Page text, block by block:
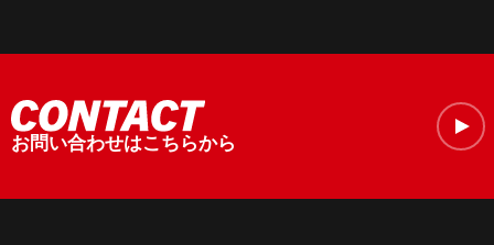
お問い合わせはこちらから